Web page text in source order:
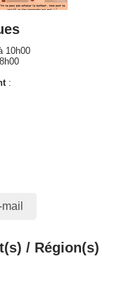
10h00
:
/ Région(s)